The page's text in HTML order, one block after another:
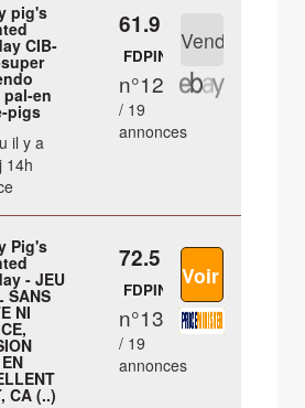
pig's
CIB-
en
pigs
il y a
14h
61.9 €
FDPIN
n°12
/ 19
annonces
Pig's
- JEU
SANS
NI
CA (..)
72.5 €
FDPIN
n°13
/ 19
annonces